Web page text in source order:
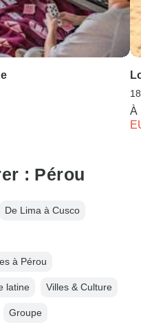
À
: Pérou
De Lima à Cusco
à Pérou
latine Villes & Culture
Groupe